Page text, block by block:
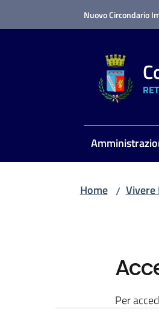
Nuovo Circondario
Home / Vivere
Per